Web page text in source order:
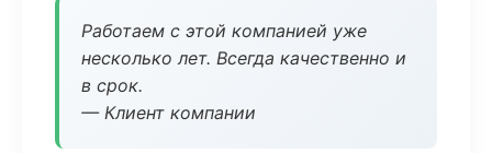
Работаем с этой компанией уже
несколько лет. Всегда качественно и
в срок.
— Клиент компании